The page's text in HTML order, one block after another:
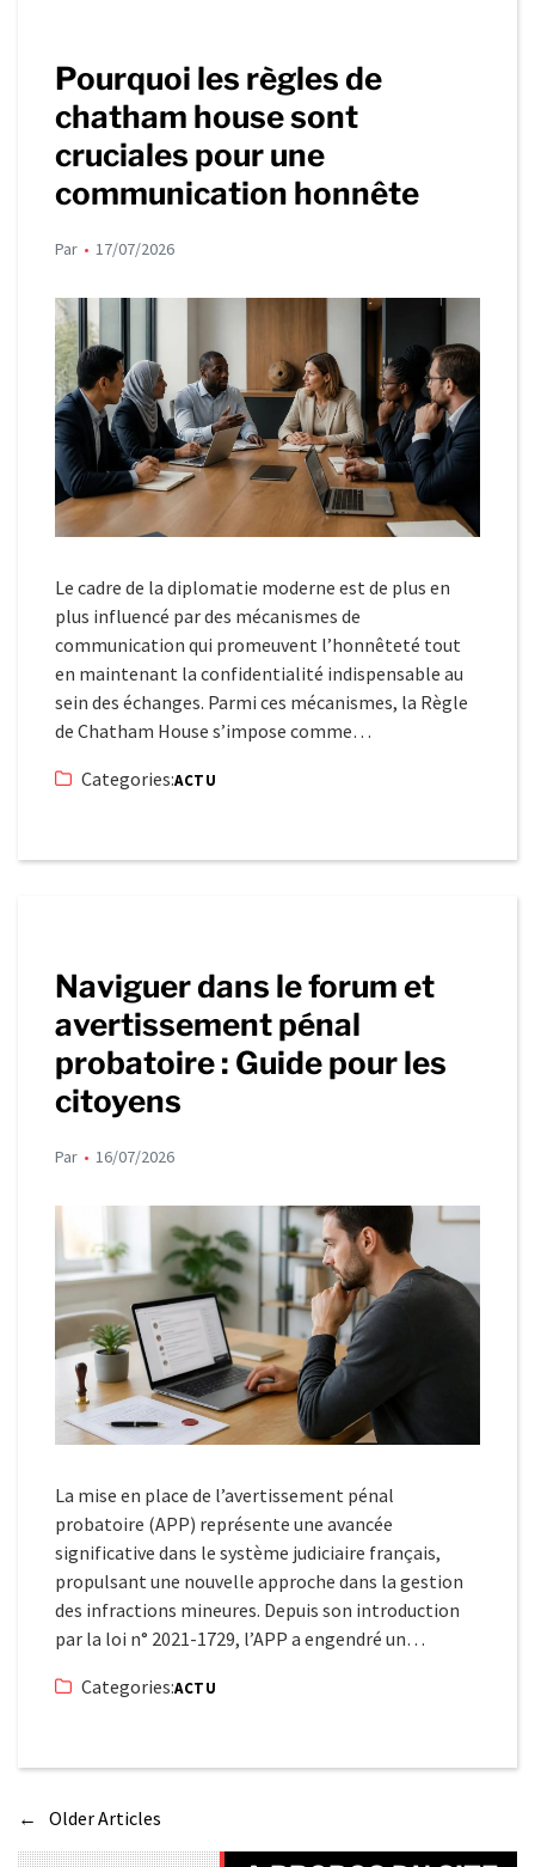
Pourquoi les règles de
chatham house sont
cruciales pour une
communication honnête
Par 17/07/2026
Le cadre de la diplomatie moderne est de plus en
plus influencé par des mécanismes de
communication qui promeuvent l’honnêteté tout
en maintenant la confidentialité indispensable au
sein des échanges. Parmi ces mécanismes, la Règle
de Chatham House s’impose comme…
Categories:ACTU
Naviguer dans le forum et
avertissement pénal
probatoire : Guide pour les
citoyens
Par 16/07/2026
La mise en place de l’avertissement pénal
probatoire (APP) représente une avancée
significative dans le système judiciaire français,
propulsant une nouvelle approche dans la gestion
des infractions mineures. Depuis son introduction
par la loi n° 2021-1729, l’APP a engendré un…
Categories:ACTU
← Older Articles